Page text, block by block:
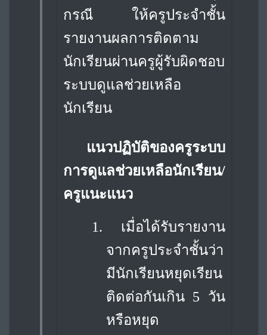
กรณี ให้ครูประจำชั้น
รายงานผลการติดตาม
นักเรียนผ่านครูผู้รับผิดชอบ
ระบบดูแลช่วยเหลือ
นักเรียน
แนวปฏิบัติของครูระบบ
การดูแลช่วยเหลือนักเรียน/
ครูแนะแนว
1.
เมื่อได้รับรายงาน
จากครูประจำชั้นว่า
มีนักเรียนหยุดเรียน
ติดต่อกันเกิน 5 วัน
หรือหยุด